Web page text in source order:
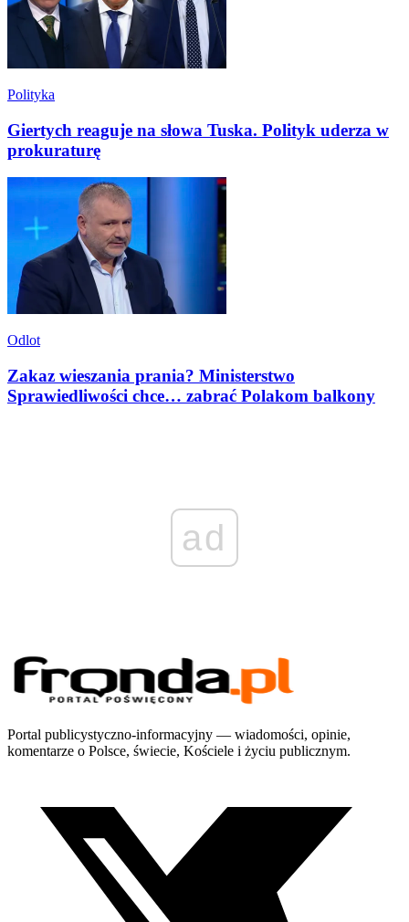
Polityka
Giertych reaguje na słowa Tuska. Polityk uderza w
prokuraturę
Odlot
Zakaz wieszania prania? Ministerstwo
Sprawiedliwości chce… zabrać Polakom balkony
ad
Portal publicystyczno-informacyjny — wiadomości, opinie,
komentarze o Polsce, świecie, Kościele i życiu publicznym.